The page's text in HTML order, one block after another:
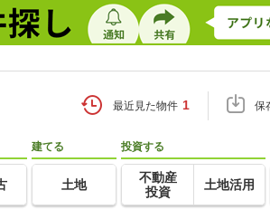
最近見た物件 1 保
建てる
土地
投資する
不動産
投資
土地活用